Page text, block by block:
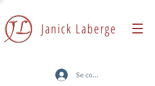
Janick Laberge
Se connecter